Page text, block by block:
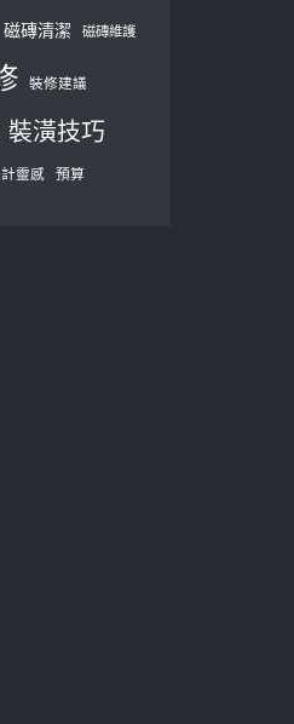
磁磚清潔 磁磚維護
裝修建議
裝潢技巧
靈感 預算